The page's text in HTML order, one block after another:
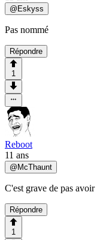
@ Eskyss
Pas nommé
Répondre
1
Reboot
11 ans
@ McThaunt
C'est grave de pas
Répondre
1